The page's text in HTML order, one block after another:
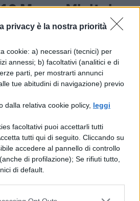
privacy è la nostra priorità
cookie: a) necessari (tecnici) per
annessi; b) facoltativi (analitici e di
parti, per mostrarti annunci
tue abitudini di navigazione) previo
dalla relativa cookie policy, leggi
facoltativi puoi accettarli tutti
tutti qui di seguito. Cliccando su
accedere al pannello di controllo
di profilazione); Se rifiuti tutto,
di default.
Home Visit: i
ufficiali
che andranno ai live:
Emanuele Bertelli e
Castelli e Matteo
Santos e Martina Attili;
Bowland e